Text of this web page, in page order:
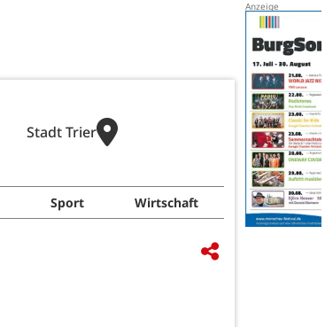
Stadt Trier
Sport Wirtschaft